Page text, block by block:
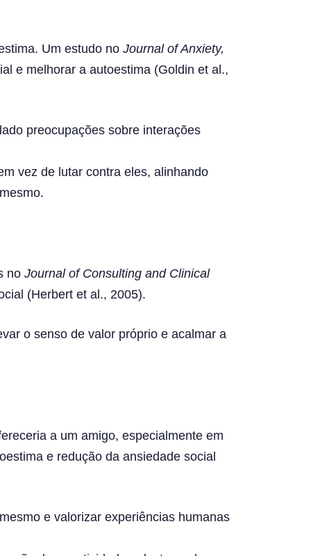
Um estudo no Journal of Anxiety,
e melhorar a autoestima (Goldin et al.,
preocupações sobre interações
vez de lutar contra eles, alinhando
no Journal of Consulting and Clinical
(Herbert et al., 2005).
o senso de valor próprio e acalmar a
a um amigo, especialmente em
e redução da ansiedade social
e valorizar experiências humanas